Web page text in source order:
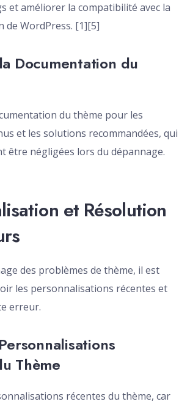
et améliorer la compatibilité avec la
de WordPress. [1][5]
Documentation du
du thème pour les
et les solutions recommandées, qui
être négligées lors du dépannage.
et Résolution
des problèmes de thème, il est
les personnalisations récentes et
erreur.
Thème
récentes du thème, car